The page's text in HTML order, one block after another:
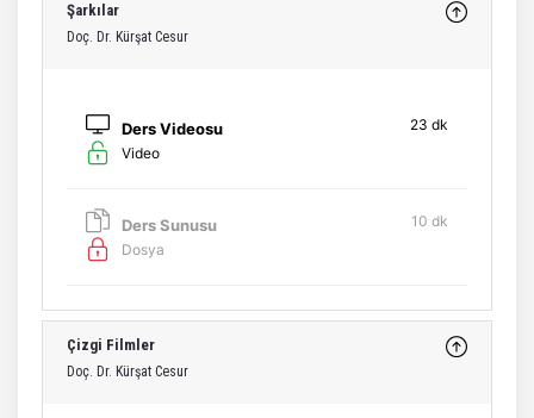
Şarkılar
Doç. Dr. Kürşat Cesur
Ders Videosu
Video
23 dk
Ders Sunusu
Dosya
10 dk
Çizgi Filmler
Doç. Dr. Kürşat Cesur